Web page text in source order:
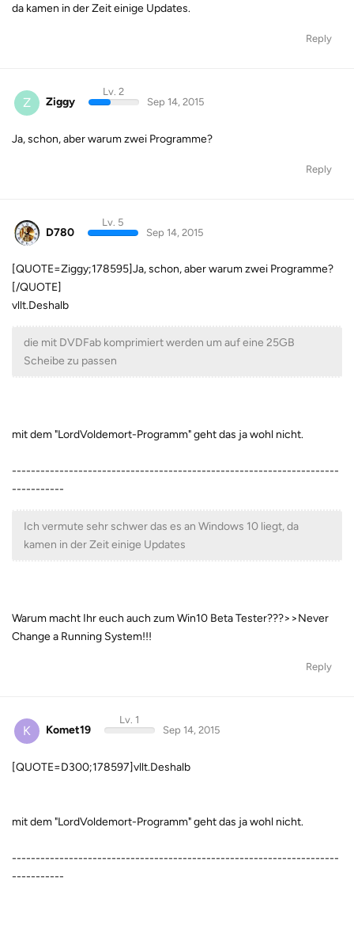
da kamen in der Zeit einige Updates.
Reply
Z Ziggy
Lv. 2
Sep 14, 2015
Ja, schon, aber warum zwei Programme?
Reply
D780
Lv. 5
Sep 14, 2015
[QUOTE=Ziggy;178595]Ja, schon, aber warum zwei Programme?
[/QUOTE]
vllt.Deshalb
die mit DVDFab komprimiert werden um auf eine 25GB
Scheibe zu passen
mit dem "LordVoldemort-Programm" geht das ja wohl nicht.
---------------------------------------------------------------------
-----------
Ich vermute sehr schwer das es an Windows 10 liegt, da
kamen in der Zeit einige Updates
Warum macht Ihr euch auch zum Win10 Beta Tester???>>Never
Change a Running System!!!
Reply
K Komet19
Lv. 1
Sep 14, 2015
[QUOTE=D300;178597]vllt.Deshalb
mit dem "LordVoldemort-Programm" geht das ja wohl nicht.
---------------------------------------------------------------------
-----------